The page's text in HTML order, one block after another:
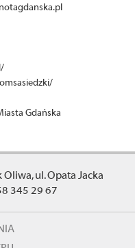
Gdańska
Oliwa, ul. Opata Jacka
345 29 67